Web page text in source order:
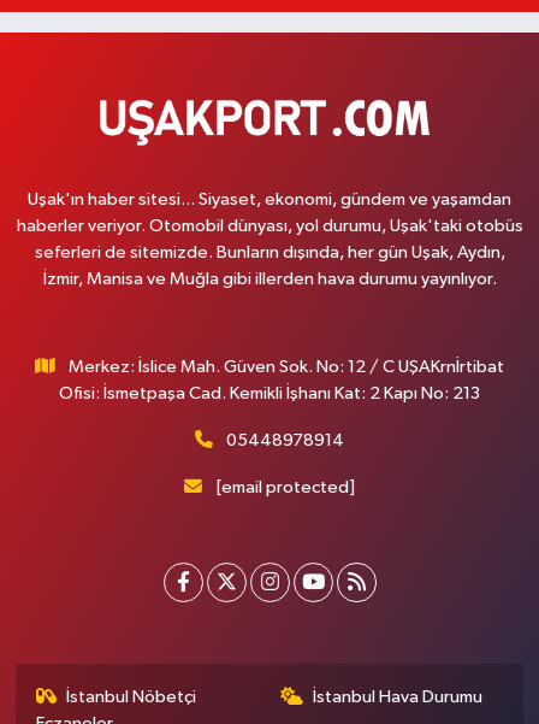
Uşak'ın haber sitesi... Siyaset, ekonomi, gündem ve yaşamdan
haberler veriyor. Otomobil dünyası, yol durumu, Uşak'taki otobüs
seferleri de sitemizde. Bunların dışında, her gün Uşak, Aydın,
İzmir, Manisa ve Muğla gibi illerden hava durumu yayınlıyor.
Merkez: İslice Mah. Güven Sok. No: 12 / C UŞAKrnİrtibat
Ofisi: İsmetpaşa Cad. Kemikli İşhanı Kat: 2 Kapı No: 213
05448978914
[email protected]
İstanbul Nöbetçi
İstanbul Hava Durumu